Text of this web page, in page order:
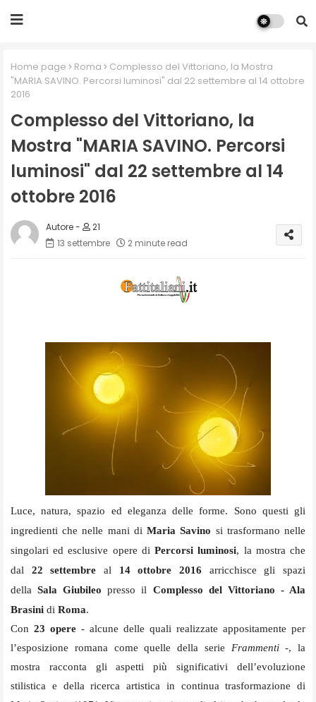
Home page Roma
Complesso del Vittoriano, la Mostra
"MARIA SAVINO. Percorsi luminosi" dal 22 settembre al 14 ottobre
2016
Complesso del Vittoriano, la
Mostra "MARIA SAVINO. Percorsi
luminosi" dal 22 settembre al 14
ottobre 2016
21
13 settembre
2 minute read
Luce, natura, spazio ed eleganza delle forme. Sono questi gli
ingredienti che nelle mani diMaria Savino si trasformano nelle
singolari ed esclusive opere diPercorsi luminosi, la mostra che
dal 22 settembre al 14 ottobre 2016 arricchisce gli spazi
dellaSala Giubileo presso il Complesso del Vittoriano - Ala
Brasini di Roma.
Con 23 opere - alcune delle quali realizzate appositamente per
l’esposizione romana come quelle della serie Frammenti-, la
mostra racconta gli aspetti più significativi dell’evoluzione
stilistica e della ricerca artistica in continua trasformazione di